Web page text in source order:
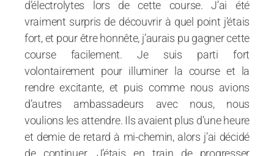
d’électrolytes lors de cette course. J’ai été
vraiment surpris de découvrir à quel point j’étais
fort, et pour être honnête, j’aurais pu gagner cette
course facilement. Je suis parti fort
volontairement pour illuminer la course et la
rendre excitante, et puis comme nous avions
d’autres ambassadeurs avec nous, nous
voulions les attendre. Ils avaient plus d’une heure
et demie de retard à mi-chemin, alors j’ai décidé